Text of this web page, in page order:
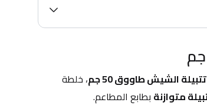
الشيش طاووق 50 جم
متوازنة بطابع المطاعم.